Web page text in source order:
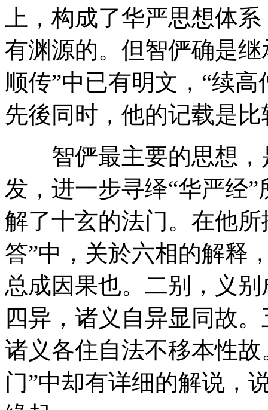
上，构成了华严思想体
有渊源的。但智俨确是
顺传”中已有明文，“续
先後同时，他的记载是
智俨最主要的思想，
发，进一步寻绎“华严经
解了十玄的法门。在他所
答”中，关於六相的解释
总成因果也。二别，义
四异，诸义自异显同故
诸义各住自法不移本性
门”中却有详细的解说，